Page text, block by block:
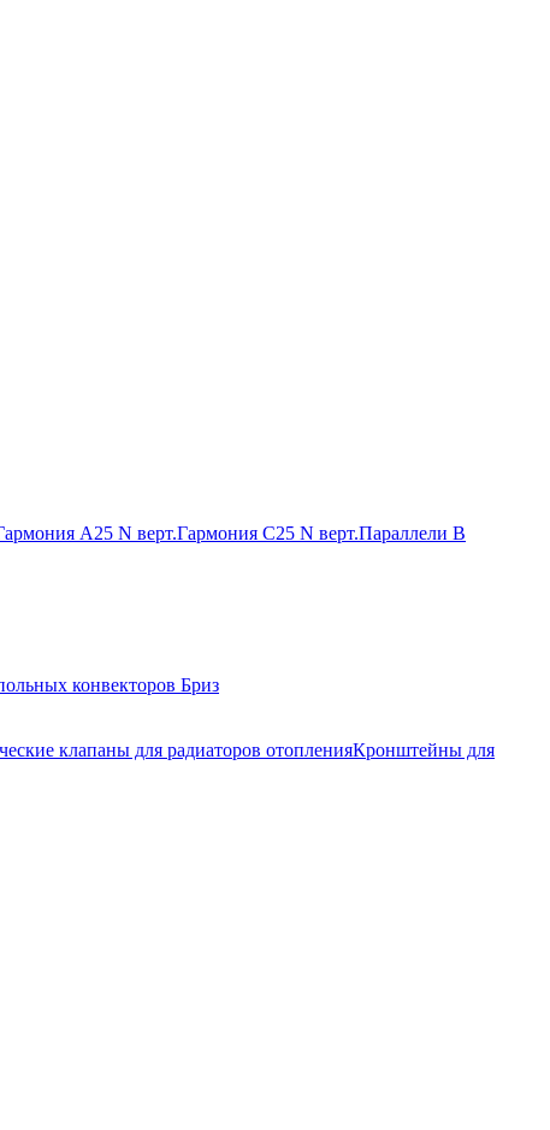
А25 N верт.Гармония С25 N верт.Параллели В
конвекторов Бриз
клапаны для радиаторов отопленияКронштейны для